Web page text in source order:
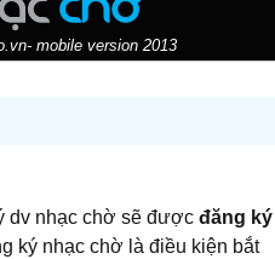
mobile version 2013
dv nhạc chờ sẽ được đăng ký
ký nhạc chờ là điều kiện bắt